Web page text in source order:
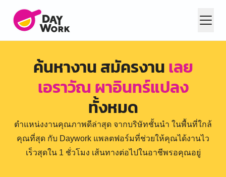
ค้นหางาน สมัครงานเลย
เอราวัณ ผาอินทร์แปลง
ทั้งหมด
ตำแหน่งงานคุณภาพดีล่าสุด จากบริษัทชั้นนำ ในพื้นที่ใกล้
คุณที่สุด กับ Daywork แพลตฟอร์มที่ช่วยให้คุณได้งานไว
เร็วสุดใน 1 ชั่วโมง เส้นทางต่อไปในอาชีพรอคุณอยู่